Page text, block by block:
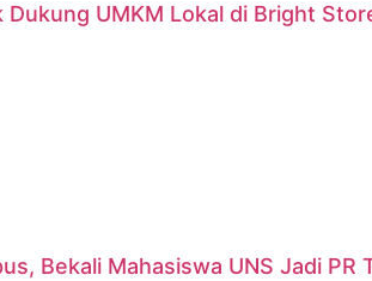
Dukung UMKM Lokal di Bright
Bekali Mahasiswa UNS Jadi PR